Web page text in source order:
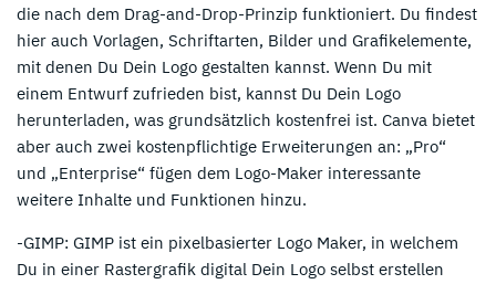
die nach dem Drag-and-Drop-Prinzip funktioniert. Du findest
hier auch Vorlagen, Schriftarten, Bilder und Grafikelemente,
mit denen Du Dein Logo gestalten kannst. Wenn Du mit
einem Entwurf zufrieden bist, kannst Du Dein Logo
herunterladen, was grundsätzlich kostenfrei ist. Canva bietet
aber auch zwei kostenpflichtige Erweiterungen an: „Pro“
und „Enterprise“ fügen dem Logo-Maker interessante
weitere Inhalte und Funktionen hinzu.
-GIMP: GIMP ist ein pixelbasierter Logo Maker, in welchem
Du in einer Rastergrafik digital Dein Logo selbst erstellen